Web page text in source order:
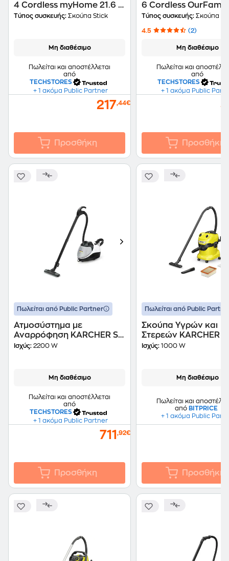
4 Cordless myHome 21.6 V
0.65 L Λευκό
Τύπος συσκευής: Σκούπα Stick
Μη διαθέσιμο
Πωλείται και αποστέλλεται
από
TECHSTORES
+ 1 ακόμα Public Partner
217,44€
Προσθήκη
6 Cordless
V 0.8 L Λευκό
Τύπος συσκευής: Σκούπα
4.5 (2)
Μη διαθέσιμο
Πωλείται και
από
TECHSTORES
+ 1 ακόμα Public
Προσθήκη
Πωλείται από Public Partner
Ατμοσύστημα με
Αναρρόφηση KARCHER SV
7 2200 W 0.45 L Λευκό
Ισχύς: 2200 W
Μη διαθέσιμο
Πωλείται και αποστέλλεται
από
TECHSTORES
+ 1 ακόμα Public Partner
711 ,92€
Προσθήκη
Πωλείται από Public
Σκούπα Υγρών και
Στερεών KARCHER
V-20/5/22 1000 W
Ισχύς: 1000 W
Μη διαθέσιμο
Πωλείται και
από BITPRICE
+ 1 ακόμα Public
Προσθήκη